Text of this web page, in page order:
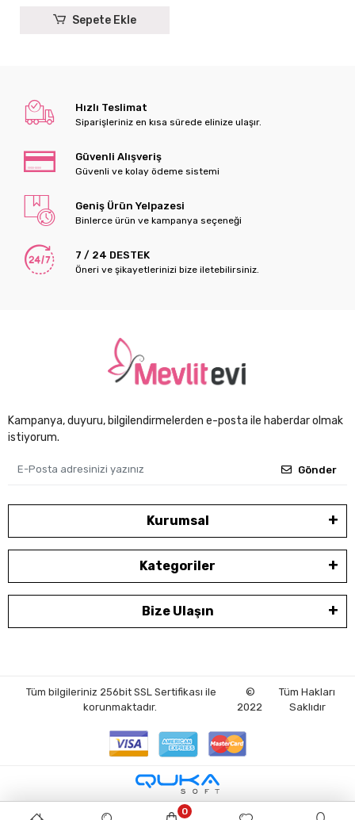
Sepete Ekle
Hızlı Teslimat
Siparişleriniz en kısa sürede elinize ulaşır.
Güvenli Alışveriş
Güvenli ve kolay ödeme sistemi
Geniş Ürün Yelpazesi
Binlerce ürün ve kampanya seçeneği
7 / 24 DESTEK
Öneri ve şikayetlerinizi bize iletebilirsiniz.
Kampanya, duyuru, bilgilendirmelerden e-posta ile haberdar olmak
istiyorum.
Gönder
Kurumsal
Kategoriler
Bize Ulaşın
Tüm bilgileriniz 256bit SSL Sertifikası ile
korunmaktadır.
©
2022
Tüm Hakları
Saklıdır
0